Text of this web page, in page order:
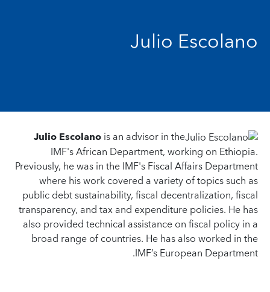
Julio Escolano
Julio Escolanois an advisor in the
IMF's African Department, working on Ethiopia.
Previously, he was in the IMF's Fiscal Affairs Department
where his work covered a variety of topics such as
public debt sustainability, fiscal decentralization, fiscal
transparency, and tax and expenditure policies. He has
also provided technical assistance on fiscal policy in a
broad range of countries. He has also worked in the
IMF’s European Department.